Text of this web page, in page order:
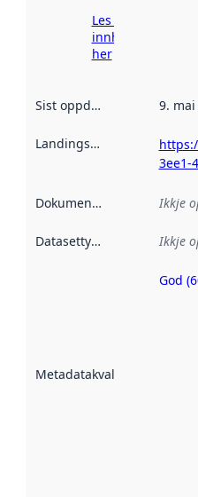
Les meir om
innhenting
her
Sist oppdatert 9. mai
Landingsside
3ee1-
Dokumentasjon Ikkje
Datasettype Ikkje
Metadatakvalitet
God